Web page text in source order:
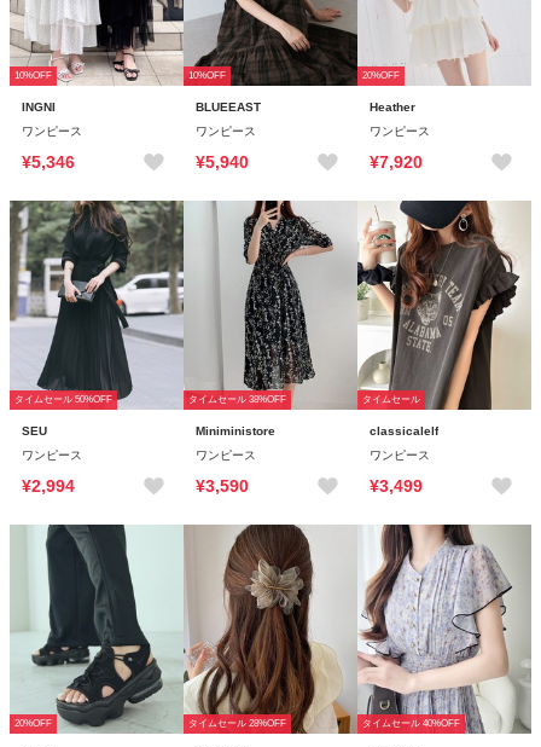
10%OFF
INGNI
ワンピース
¥5,346
10%OFF
BLUEEAST
ワンピース
¥5,940
20%OFF
Heather
ワンピース
¥7,920
タイムセール 50%OFF
SEU
ワンピース
¥2,994
タイムセール 38%OFF
Miniministore
ワンピース
¥3,590
タイムセール
classicalelf
ワンピース
¥3,499
20%OFF タイムセール 28%OFF タイムセール 40%OFF